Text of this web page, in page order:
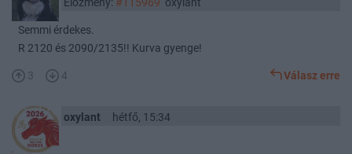
Semmi érdekes.
R 2120 és 2090/2135!! Kurva gyenge!
3 4 Válasz erre
oxylant hétfő, 15:34